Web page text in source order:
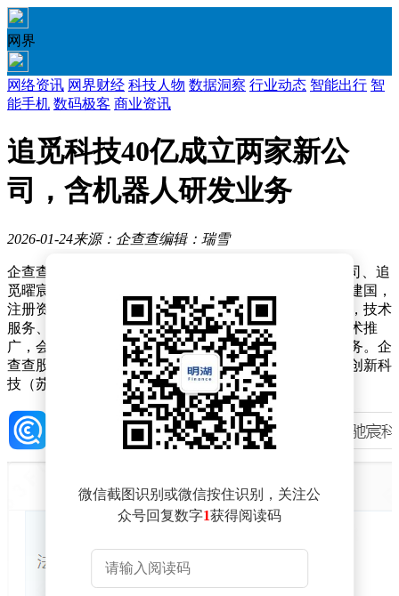
网界
网络资讯 网界财经 科技人物 数据洞察 行业动态 智能出行 智
能手机 数码极客 商业资讯
追觅科技40亿成立两家新公
司，含机器人研发业务
2026-01-24来源：企查查编辑：瑞雪
企查查APP显示，近日，追觅驰宸科技（苏州）有限公司、追
觅曜宸科技（苏州）有限公司成立，法定代表人均为曹建国，
注册资本均为20亿元，经营范围均为智能机器人的研发，技术
服务、技术开发、技术咨询、技术交流、技术转让、技术推
广，会议及展览服务，社会经济咨询服务，信息咨询服务。企
查查股权穿透显示，上述两公司均由追觅科技旗下追觅创新科
技（苏州）有限公司全资持股。
微信截图识别或微信按住识别，关注公
众号回复数字1获得阅读码